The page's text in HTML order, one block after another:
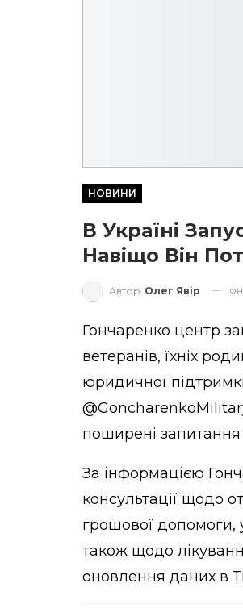
НОВИНИ
В Україні
Навіщо Він
Автор Олег Явір
Гончаренко центр
ветеранів, їхніх
юридичної
поширені запитання
За інформацією
консультації щодо
грошової допомоги,
також щодо
оновлення даних в